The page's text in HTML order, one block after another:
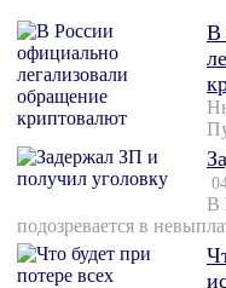
В
В
подозревается в